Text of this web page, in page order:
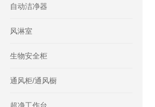
自动洁净器
风淋室
生物安全柜
通风柜/通风橱
超净工作台